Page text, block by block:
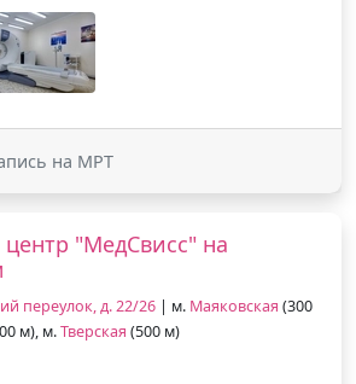
на МРТ
"МедСвисс" на
переулок, д. 22/26 | м. Маяковская (300
м), м.Тверская (500 м)